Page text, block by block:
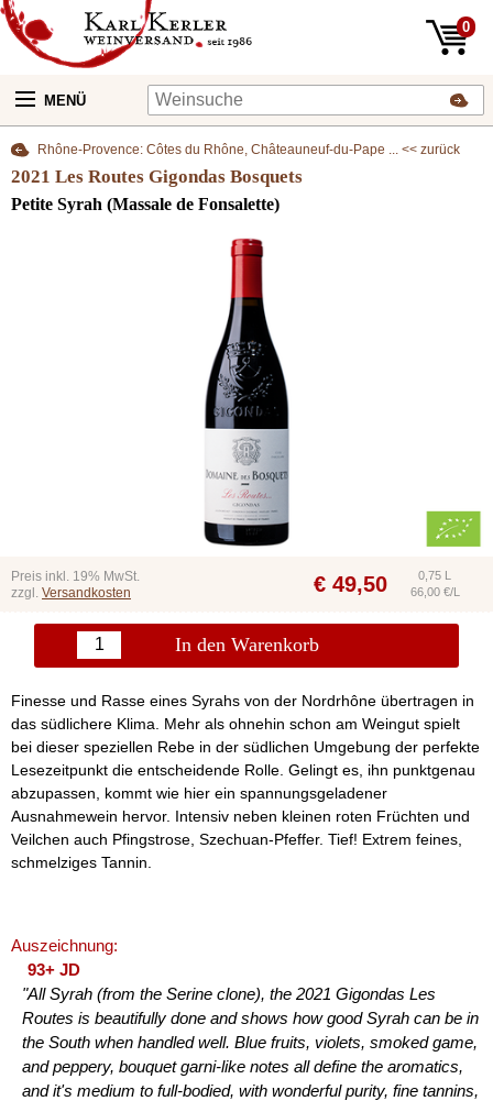
0
MENÜ
Rhône-Provence: Côtes du Rhône, Châteauneuf-du-Pape ... << zurück
2021 Les Routes Gigondas Bosquets
Petite Syrah (Massale de Fonsalette)
Preis inkl. 19% MwSt.
zzgl. Versandkosten € 49,50
0,75 L
66,00 €/L
In den Warenkorb
Finesse und Rasse eines Syrahs von der Nordrhône übertragen in
das südlichere Klima. Mehr als ohnehin schon am Weingut spielt
bei dieser speziellen Rebe in der südlichen Umgebung der perfekte
Lesezeitpunkt die entscheidende Rolle. Gelingt es, ihn punktgenau
abzupassen, kommt wie hier ein spannungsgeladener
Ausnahmewein hervor. Intensiv neben kleinen roten Früchten und
Veilchen auch Pfingstrose, Szechuan-Pfeffer. Tief! Extrem feines,
schmelziges Tannin.
Auszeichnung:
93+ JD
"All Syrah (from the Serine clone), the 2021 Gigondas Les
Routes is beautifully done and shows how good Syrah can be in
the South when handled well. Blue fruits, violets, smoked game,
and peppery, bouquet garni-like notes all define the aromatics,
and it's medium to full-bodied, with wonderful purity, fine tannins,